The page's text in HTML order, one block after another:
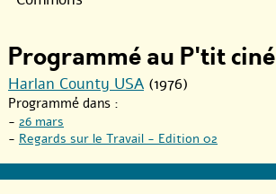
Programmé au P'tit ciné
Harlan County USA (1976)
Programmé dans :
- 26 mars
- Regards sur le Travail - Edition 02